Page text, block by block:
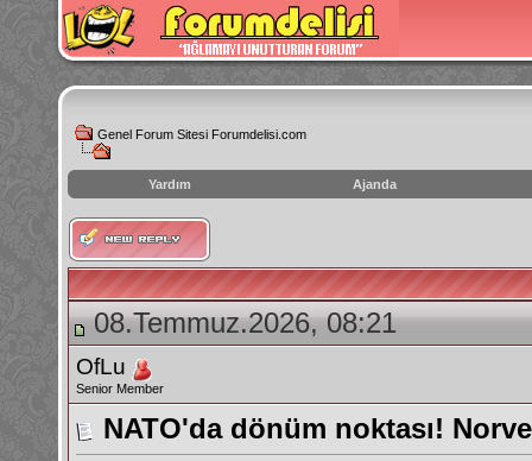
Genel Forum Sitesi Forumdelisi.com
Yardım Ajanda
instagram
izlenme
hilesi
08.Temmuz.2026, 08:21
OfLu
Senior Member
NATO'da dönüm noktası!